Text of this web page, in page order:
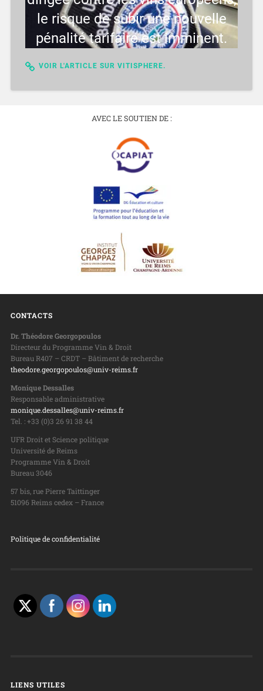
le risque de subir une nouvelle
pénalité tarifaire est imminent.
VOIR L'ARTICLE SUR VITISPHERE.
AVEC LE SOUTIEN DE :
CONTACTS
Dr. Théodore Georgopoulos
Directeur du Programme Vin & Droit
Bureau R407 – CRDT – Bâtiment de recherche
theodore.georgopoulos@univ-reims.fr
Monique Dessalles
Responsable administrative
monique.dessalles@univ-reims.fr
Tel. : +33 (0)3 26 91 38 44
UFR Droit et Science politique
Université de Reims
Programme Vin & Droit
Bureau 3046
57 bis, rue Pierre Taittinger
51096 Reims cedex – France
Politique de confidentialité
LIENS UTILES